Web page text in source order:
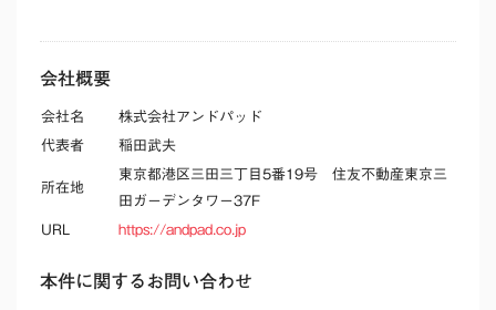
会社概要
会社名
株式会社アンドパッド
代表者
稲田武夫
所在地
東京都港区三田三丁目5番19号 住友不動産東京三
田ガーデンタワー37F
URL
https://andpad.co.jp
本件に関するお問い合わせ